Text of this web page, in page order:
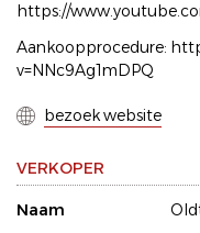
https://
Aankoopprocedure:
v=NNc9Ag1mDPQ
bezoek website
VERKOPER
Naam